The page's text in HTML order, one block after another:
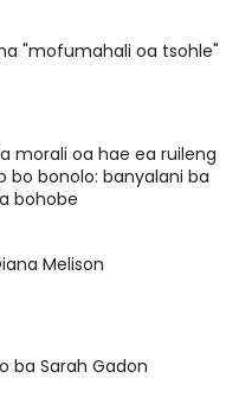
"mofumahali oa tsohle"
morali oa hae ea ruileng
bo bonolo: banyalani ba
bohobe
Melison
ba Sarah Gadon